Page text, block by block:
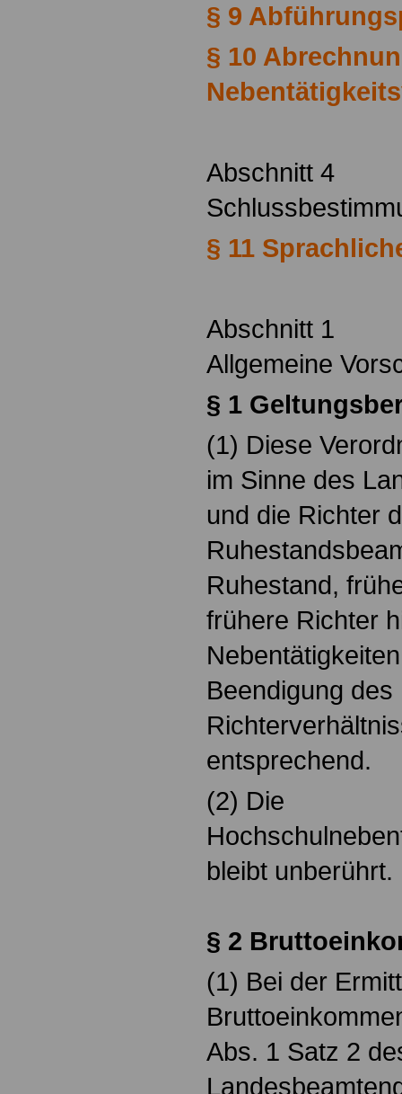
§ 9
§ 10
Abschnitt 4
§ 11
Abschnitt 1
Allgemeine
§ 1
(1) Diese
im Sinne des
und die Richter
Ruhestand,
frühere Richter
Beendigung
entsprechend.
(2) Die
bleibt unberührt.
§ 2
(1) Bei der
Abs. 1 Satz 2